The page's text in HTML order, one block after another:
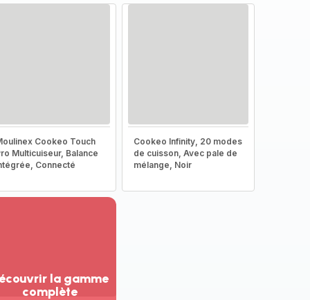
Cookeo Touch
Multicuiseur, Balance
Connecté
Cookeo Infinity, 20 modes
de cuisson, Avec pale de
mélange, Noir
la gamme
complète